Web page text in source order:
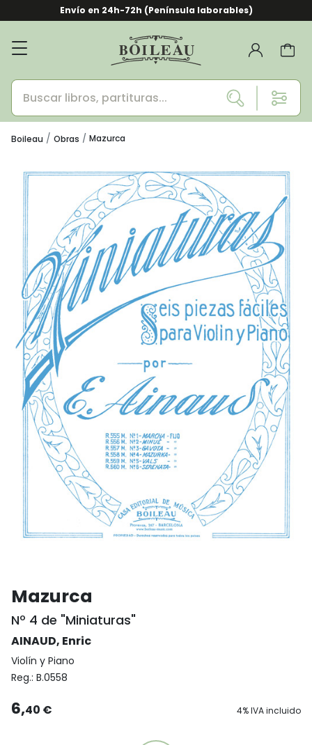
Envío en 24h-72h (Península laborables)
Boileau Obras Mazurca
Mazurca
Nº 4 de "Miniaturas"
AINAUD, Enric
Violín y Piano
Reg.: B.0558
6,40 € 4% IVA incluido